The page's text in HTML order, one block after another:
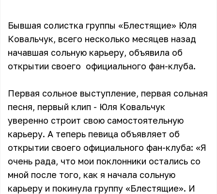
Бывшая солистка группы «Блестящие» Юля
Ковальчук, всего несколько месяцев назад
начавшая сольную карьеру, объявила об
открытии своего официального фан-клуба.
Первая сольное выступление, первая сольная
песня, первый клип - Юля Ковальчук
уверенно строит свою самостоятельную
карьеру. А теперь певица объявляет об
открытии своего официального фан-клуба: «Я
очень рада, что мои поклонники остались со
мной после того, как я начала сольную
карьеру и покинула группу «Блестящие». И